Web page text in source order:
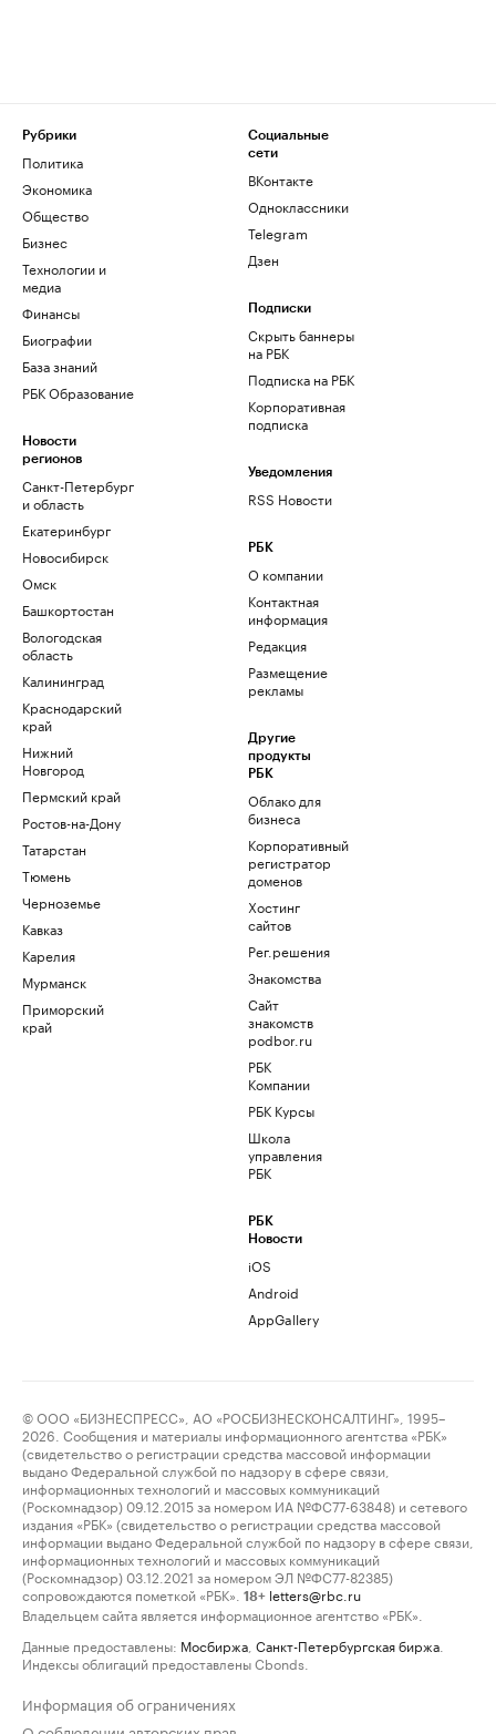
Рубрики
Политика
Экономика
Общество
Бизнес
Технологии и
медиа
Финансы
Биографии
База знаний
РБК Образование
Новости
регионов
Санкт-Петербург
и область
Екатеринбург
Новосибирск
Омск
Башкортостан
Вологодская
область
Калининград
Краснодарский
край
Нижний
Новгород
Пермский край
Ростов-на-Дону
Татарстан
Тюмень
Черноземье
Кавказ
Карелия
Мурманск
Приморский
край
Социальные
сети
ВКонтакте
Одноклассники
Telegram
Дзен
Подписки
Скрыть баннеры
на РБК
Подписка на РБК
Корпоративная
подписка
Уведомления
RSS Новости
РБК
О компании
Контактная
информация
Редакция
Размещение
рекламы
Другие
продукты
РБК
Облако для
бизнеса
Корпоративный
регистратор
доменов
Хостинг
сайтов
Рег.решения
Знакомства
Сайт
знакомств
podbor.ru
РБК
Компании
РБК Курсы
Школа
управления
РБК
РБК
Новости
iOS
Android
AppGallery
© ООО «БИЗНЕСПРЕСС», АО «РОСБИЗНЕСКОНСАЛТИНГ», 1995–
2026. Сообщения и материалы информационного агентства «РБК»
(свидетельство о регистрации средства массовой информации
выдано Федеральной службой по надзору в сфере связи,
информационных технологий и массовых коммуникаций
(Роскомнадзор) 09.12.2015 за номером ИА №ФС77-63848) и сетевого
издания «РБК» (свидетельство о регистрации средства массовой
информации выдано Федеральной службой по надзору в сфере связи,
информационных технологий и массовых коммуникаций
(Роскомнадзор) 03.12.2021 за номером ЭЛ №ФС77-82385)
сопровождаются пометкой «РБК».
18+ letters@rbc.ru
Владельцем сайта является информационное агентство «РБК».
Данные предоставлены: Мосбиржа Санкт-Петербургская биржа
Индексы облигаций предоставлены Cbonds.
Информация об ограничениях